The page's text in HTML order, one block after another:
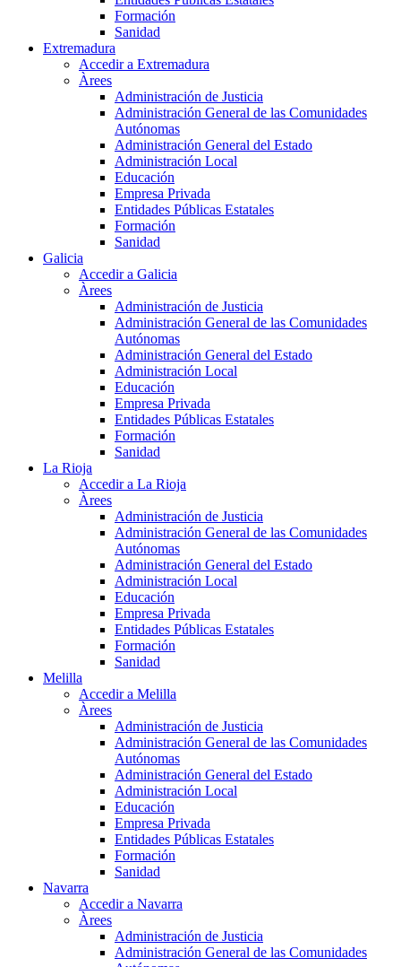
Formación
Sanidad
Extremadura
Accedir a Extremadura
Àrees
Administración de Justicia
Administración General de las Comunidades
Autónomas
Administración General del Estado
Administración Local
Educación
Empresa Privada
Entidades Públicas Estatales
Formación
Sanidad
Galicia
Accedir a Galicia
Àrees
Administración de Justicia
Administración General de las Comunidades
Autónomas
Administración General del Estado
Administración Local
Educación
Empresa Privada
Entidades Públicas Estatales
Formación
Sanidad
La Rioja
Accedir a La Rioja
Àrees
Administración de Justicia
Administración General de las Comunidades
Autónomas
Administración General del Estado
Administración Local
Educación
Empresa Privada
Entidades Públicas Estatales
Formación
Sanidad
Melilla
Accedir a Melilla
Àrees
Administración de Justicia
Administración General de las Comunidades
Autónomas
Administración General del Estado
Administración Local
Educación
Empresa Privada
Entidades Públicas Estatales
Formación
Sanidad
Navarra
Accedir a Navarra
Àrees
Administración de Justicia
Administración General de las Comunidades